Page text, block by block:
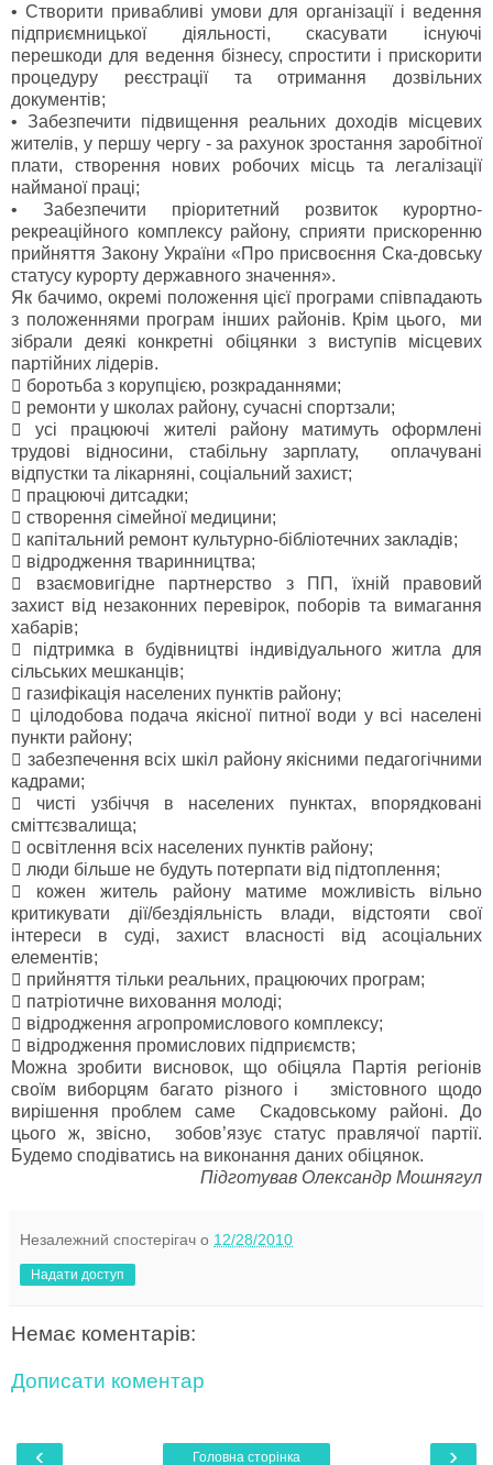
• Створити привабливі умови для організації і ведення
підприємницької діяльності, скасувати існуючі
перешкоди для ведення бізнесу, спростити і прискорити
процедуру реєстрації та отримання дозвільних
документів;
• Забезпечити підвищення реальних доходів місцевих
жителів, у першу чергу - за рахунок зростання заробітної
плати, створення нових робочих місць та легалізації
найманої праці;
•
Забезпечити пріоритетний розвиток курортно-
рекреаційного комплексу району, сприяти прискоренню
прийняття Закону України «Про присвоєння Ска-довську
статусу курорту державного значення».
Як бачимо, окремі положення цієї програми співпадають
з положеннями програм інших районів. Крім цього, ми
зібрали деякі конкретні обіцянки з виступів місцевих
партійних лідерів.
 боротьба з корупцією, розкраданнями;
 ремонти у школах району, сучасні спортзали;

усі працюючі жителі району матимуть оформлені
трудові відносини, стабільну зарплату, оплачувані
відпустки та лікарняні, соціальний захист;
 працюючі дитсадки;
 створення сімейної медицини;
 капітальний ремонт культурно-бібліотечних закладів;
 відродження тваринництва;

взаємовигідне партнерство з ПП, їхній правовий
захист від незаконних перевірок, поборів та вимагання
хабарів;

підтримка в будівництві індивідуального житла для
сільських мешканців;
 газифікація населених пунктів району;
 цілодобова подача якісної питної води у всі населені
пункти району;
 забезпечення всіх шкіл району якісними педагогічними
кадрами;

чисті узбіччя в населених пунктах, впорядковані
сміттєзвалища;
 освітлення всіх населених пунктів району;
 люди більше не будуть потерпати від підтоплення;

кожен житель району матиме можливість вільно
критикувати дії/бездіяльність влади, відстояти свої
інтереси в суді, захист власності від асоціальних
елементів;
 прийняття тільки реальних, працюючих програм;
 патріотичне виховання молоді;
 відродження агропромислового комплексу;
 відродження промислових підприємств;
Можна зробити висновок, що обіцяла Партія регіонів
своїм виборцям багато різного і змістовного щодо
вирішення проблем саме Скадовському районі. До
цього ж, звісно, зобов’язує статус правлячої партії.
Будемо сподіватись на виконання даних обіцянок.
Підготував Олександр Мошнягул
Незалежний спостерігач о 12/28/2010
Надати доступ
Немає коментарів:
Дописати коментар
‹ ›
Головна сторінка